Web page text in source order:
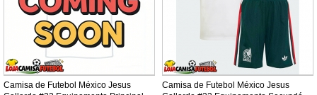
Camisa de Futebol México Jesus
Camisa de Futebol México Jesus